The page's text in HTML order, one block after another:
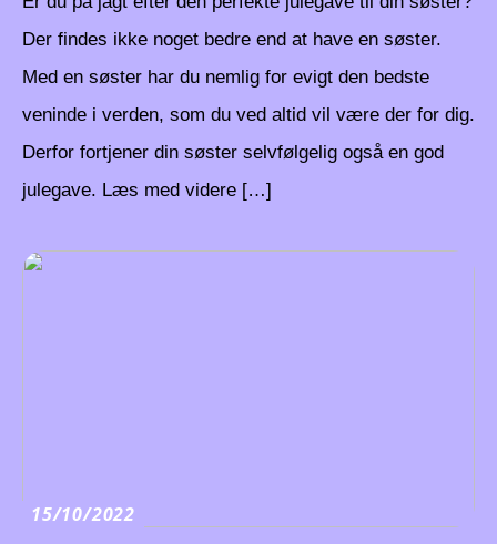
Der findes ikke noget bedre end at have en søster.
Med en søster har du nemlig for evigt den bedste
veninde i verden, som du ved altid vil være der for dig.
Derfor fortjener din søster selvfølgelig også en god
julegave. Læs med videre […]
15/10/2022